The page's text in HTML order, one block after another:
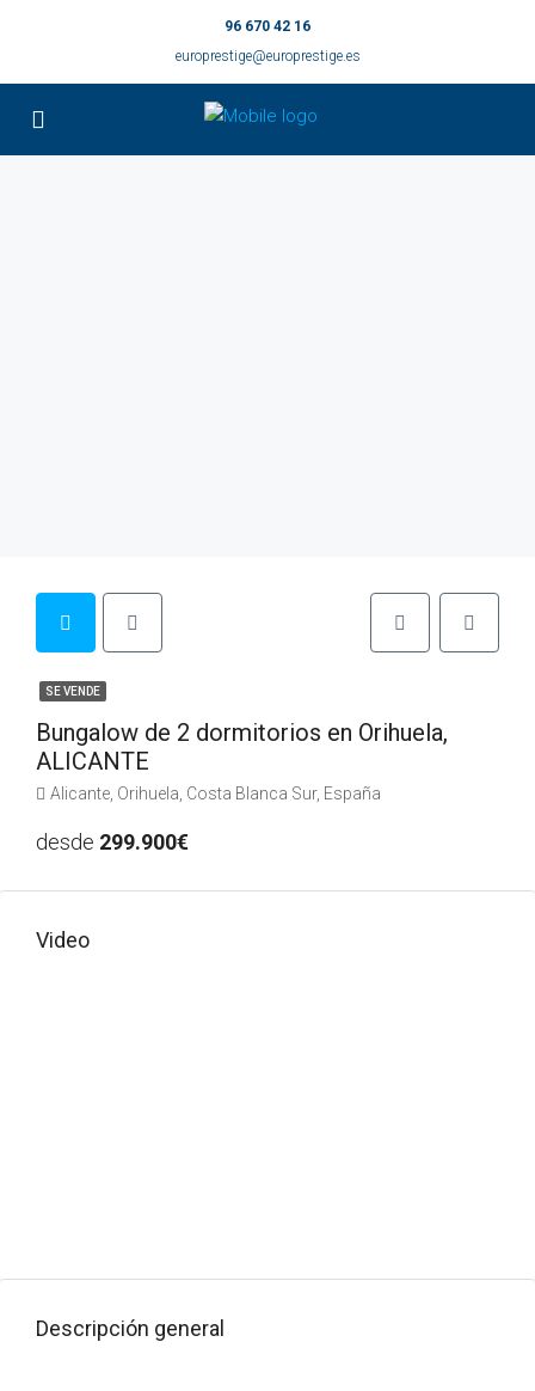
96 670 42 16
europrestige@europrestige.es
SE VENDE
Bungalow de 2 dormitorios en Orihuela,
ALICANTE
Alicante, Orihuela, Costa Blanca Sur, España
desde 299.900€
Video
Descripción general